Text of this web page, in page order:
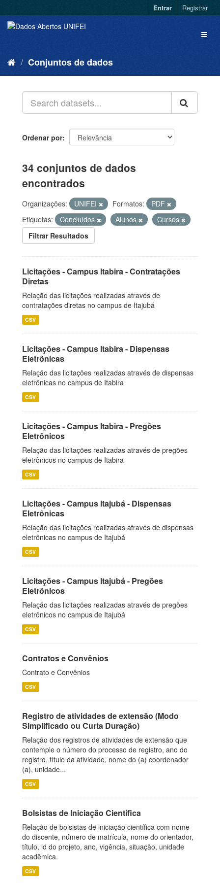
Entrar Registrar
Conjuntos de dados
Ordenar por
34 conjuntos de dados
encontrados
Organizações: UNIFEI Formatos:
PDF
Etiquetas:
Concluídos Alunos
Cursos
Filtrar Resultados
Licitações - Campus Itabira - Contratações
Diretas
Relação das licitações realizadas através de
contratações diretas no campus de Itajubá
CSV
Licitações - Campus Itabira - Dispensas
Eletrônicas
Relação das licitações realizadas através de dispensas
eletrônicas no campus de Itabira
CSV
Licitações - Campus Itabira - Pregões
Eletrônicos
Relação das licitações realizadas através de pregões
eletrônicos no campus de Itabira
CSV
Licitações - Campus Itajubá - Dispensas
Eletrônicas
Relação das licitações realizadas através de dispensas
eletrônicas no campus de Itajubá
CSV
Licitações - Campus Itajubá - Pregões
Eletrônicos
Relação das licitações realizadas através de pregões
eletrônicos no campus de Itajubá
CSV
Contratos e Convênios
Contrato e Convênios
CSV
Registro de atividades de extensão (Modo
Simplificado ou Curta Duração)
Relação dos registros de atividades de extensão que
contemple o número do processo de registro, ano do
registro, título da atividade, nome do (a) coordenador
(a), unidade...
CSV
Bolsistas de Iniciação Científica
Relação de bolsistas de iniciação científica com nome
do discente, número de matrícula, nome do orientador,
título, id do projeto, ano, vigência, situação, unidade
acadêmica.
CSV